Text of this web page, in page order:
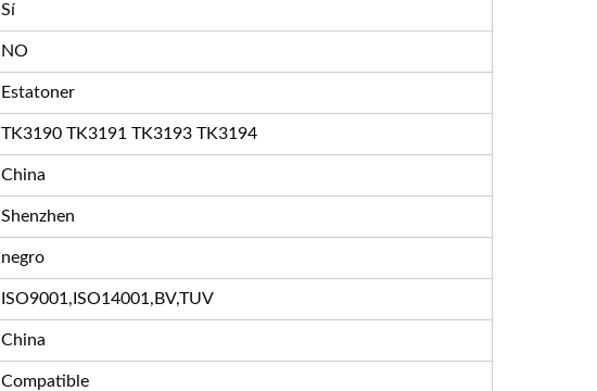
Sí
NO
Estatoner
TK3190 TK3191 TK3193 TK3194
China
Shenzhen
negro
ISO9001,ISO14001,BV,TUV
China
Compatible